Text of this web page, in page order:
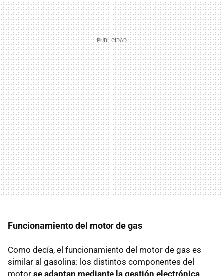
Funcionamiento del motor de gas
Como decía, el funcionamiento del motor de gas es
similar al gasolina: los distintos componentes del
motor se adaptan mediante la gestión electrónica,